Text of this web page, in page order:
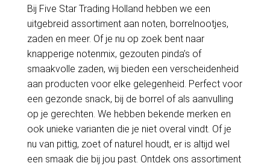
Bij Five Star Trading Holland hebben we een
uitgebreid assortiment aan noten, borrelnootjes,
zaden en meer. Of je nu op zoek bent naar
knapperige notenmix, gezouten pinda’s of
smaakvolle zaden, wij bieden een verscheidenheid
aan producten voor elke gelegenheid. Perfect voor
een gezonde snack, bij de borrel of als aanvulling
op je gerechten. We hebben bekende merken en
ook unieke varianten die je niet overal vindt. Of je
nu van pittig, zoet of naturel houdt, er is altijd wel
een smaak die bij jou past. Ontdek ons assortiment